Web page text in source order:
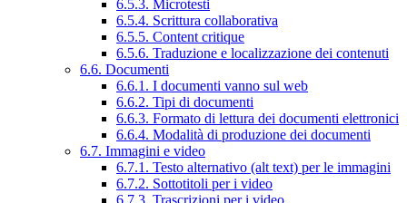
6.5.3. Microtesti
6.5.4. Scrittura collaborativa
6.5.5. Content critique
6.5.6. Traduzione e localizzazione dei contenuti
6.6. Documenti
6.6.1. I documenti vanno sul web
6.6.2. Tipi di documenti
6.6.3. Formato di lettura dei documenti elettronici
6.6.4. Modalità di produzione dei documenti
6.7. Immagini e video
6.7.1. Testo alternativo (alt text) per le immagini
6.7.2. Sottotitoli per i video
6.7.3. Trascrizioni per i video